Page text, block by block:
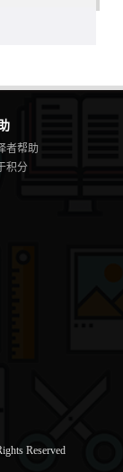
者帮助
积分
Reserved